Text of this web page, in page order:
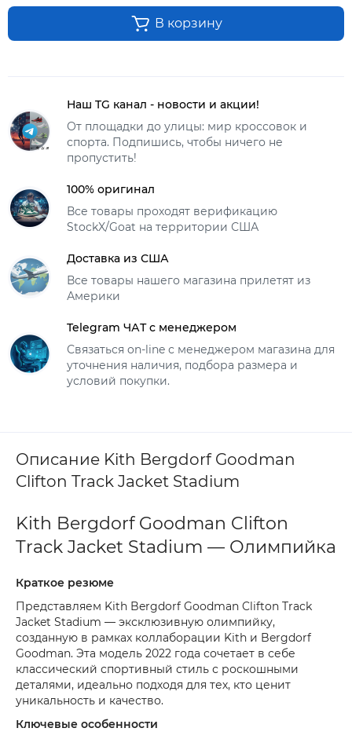
В корзину
Наш TG канал - новости и акции!
От площадки до улицы: мир кроссовок и
спорта. Подпишись, чтобы ничего не
пропустить!
100% оригинал
Все товары проходят верификацию
StockX/Goat на территории США
Доставка из США
Все товары нашего магазина прилетят из
Америки
Telegram ЧАТ с менеджером
Связаться on-line с менеджером магазина для
уточнения наличия, подбора размера и
условий покупки.
Описание Kith Bergdorf Goodman
Clifton Track Jacket Stadium
Kith Bergdorf Goodman Clifton
Track Jacket Stadium — Олимпийка
Краткое резюме
Представляем Kith Bergdorf Goodman Clifton Track
Jacket Stadium — эксклюзивную олимпийку,
созданную в рамках коллаборации Kith и Bergdorf
Goodman. Эта модель 2022 года сочетает в себе
классический спортивный стиль с роскошными
деталями, идеально подходя для тех, кто ценит
уникальность и качество.
Ключевые особенности